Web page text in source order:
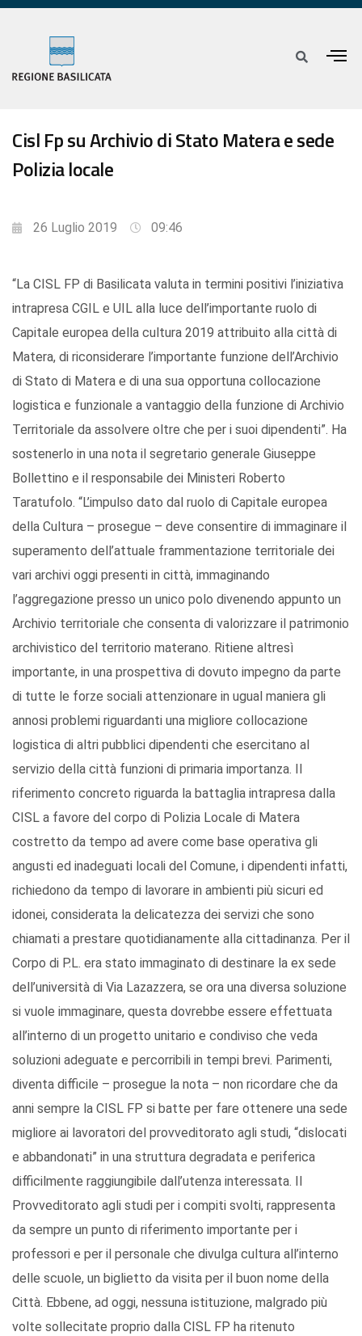
Cisl Fp su Archivio di Stato Matera e sede
Polizia locale
26 Luglio 2019 09:46
“La CISL FP di Basilicata valuta in termini positivi l’iniziativa
intrapresa CGIL e UIL alla luce dell’importante ruolo di
Capitale europea della cultura 2019 attribuito alla città di
Matera, di riconsiderare l’importante funzione dell’Archivio
di Stato di Matera e di una sua opportuna collocazione
logistica e funzionale a vantaggio della funzione di Archivio
Territoriale da assolvere oltre che per i suoi dipendenti”. Ha
sostenerlo in una nota il segretario generale Giuseppe
Bollettino e il responsabile dei Ministeri Roberto
Taratufolo. “L’impulso dato dal ruolo di Capitale europea
della Cultura – prosegue – deve consentire di immaginare il
superamento dell’attuale frammentazione territoriale dei
vari archivi oggi presenti in città, immaginando
l’aggregazione presso un unico polo divenendo appunto un
Archivio territoriale che consenta di valorizzare il patrimonio
archivistico del territorio materano. Ritiene altresì
importante, in una prospettiva di dovuto impegno da parte
di tutte le forze sociali attenzionare in ugual maniera gli
annosi problemi riguardanti una migliore collocazione
logistica di altri pubblici dipendenti che esercitano al
servizio della città funzioni di primaria importanza. Il
riferimento concreto riguarda la battaglia intrapresa dalla
CISL a favore del corpo di Polizia Locale di Matera
costretto da tempo ad avere come base operativa gli
angusti ed inadeguati locali del Comune, i dipendenti infatti,
richiedono da tempo di lavorare in ambienti più sicuri ed
idonei, considerata la delicatezza dei servizi che sono
chiamati a prestare quotidianamente alla cittadinanza. Per il
Corpo di P.L. era stato immaginato di destinare la ex sede
dell’università di Via Lazazzera, se ora una diversa soluzione
si vuole immaginare, questa dovrebbe essere effettuata
all’interno di un progetto unitario e condiviso che veda
soluzioni adeguate e percorribili in tempi brevi. Parimenti,
diventa difficile – prosegue la nota – non ricordare che da
anni sempre la CISL FP si batte per fare ottenere una sede
migliore ai lavoratori del provveditorato agli studi, “dislocati
e abbandonati” in una struttura degradata e periferica
difficilmente raggiungibile dall’utenza interessata. Il
Provveditorato agli studi per i compiti svolti, rappresenta
da sempre un punto di riferimento importante per i
professori e per il personale che divulga cultura all’interno
delle scuole, un biglietto da visita per il buon nome della
Città. Ebbene, ad oggi, nessuna istituzione, malgrado più
volte sollecitate proprio dalla CISL FP ha ritenuto